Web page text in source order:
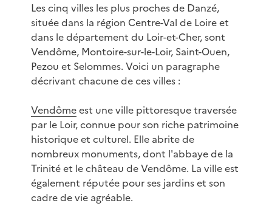
Les cinq villes les plus proches de Danzé,
située dans la région Centre-Val de Loire et
dans le département du Loir-et-Cher, sont
Vendôme, Montoire-sur-le-Loir, Saint-Ouen,
Pezou et Selommes. Voici un paragraphe
décrivant chacune de ces villes :
Vendômeest une ville pittoresque traversée
par le Loir, connue pour son riche patrimoine
historique et culturel. Elle abrite de
nombreux monuments, dont l'abbaye de la
Trinité et le château de Vendôme. La ville est
également réputée pour ses jardins et son
cadre de vie agréable.